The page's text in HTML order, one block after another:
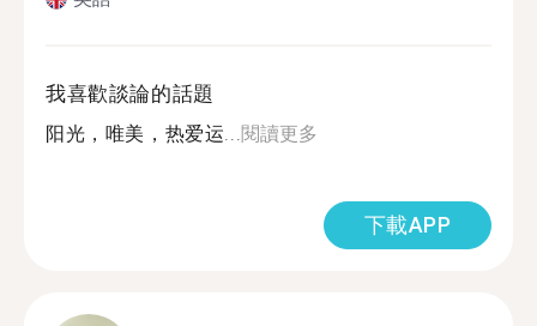
我喜歡談論的話題
阳光，唯美，热爱运...閱讀更多
下載APP